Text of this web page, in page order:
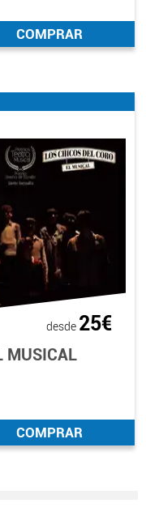
COMPRAR
desde 25€
MUSICAL
COMPRAR